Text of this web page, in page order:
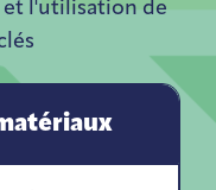
et l'utilisation de